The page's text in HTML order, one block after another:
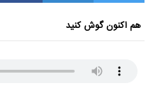
هم اکنون گوش کنید